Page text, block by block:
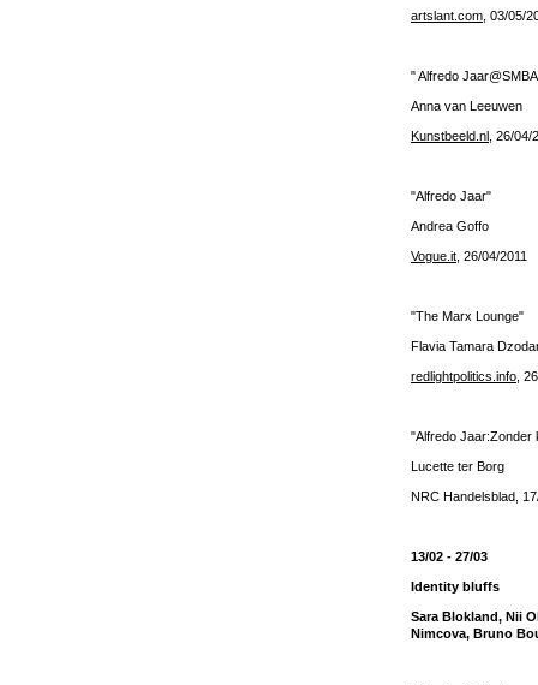
artslant.com , 03/05/
" Alfredo
Anna van Leeuwen
Kunstbeeld.nl , 26/04/
"Alfredo Jaar"
Andrea Goffo
Vogue.it , 26/04/2011
"The Marx Lounge"
Flavia Tamara
redlightpolitics.info ,
"Alfredo
Lucette ter Borg
NRC Handelsblad,
13/02 - 27/03
Identity bluffs
Sara Blokland, Nii
Nimcova, Bruno